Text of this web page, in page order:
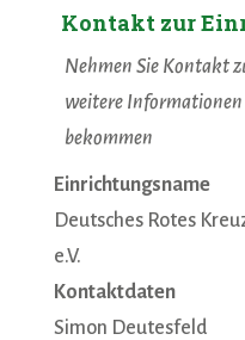
Kontakt zur
Nehmen Sie Kontakt
weitere Informationen
bekommen
Einrichtungsname
Deutsches Rotes
e.V.
Kontaktdaten
Simon Deutesfeld